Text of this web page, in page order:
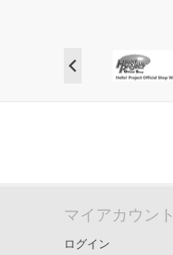
マイアカウント
ログイン